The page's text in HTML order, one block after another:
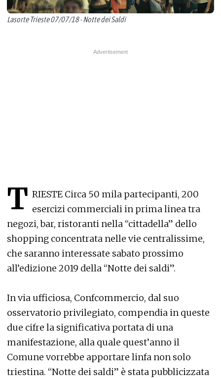
Lasorte Trieste 07/07/18 - Notte dei Saldi
T RIESTE Circa 50 mila partecipanti, 200
esercizi commerciali in prima linea tra
negozi, bar, ristoranti nella “cittadella” dello
shopping concentrata nelle vie centralissime,
che saranno interessate sabato prossimo
all’edizione 2019 della “Notte dei saldi”.
In via ufficiosa, Confcommercio, dal suo
osservatorio privilegiato, compendia in queste
due cifre la significativa portata di una
manifestazione, alla quale quest’anno il
Comune vorrebbe apportare linfa non solo
triestina. “Notte dei saldi” è stata pubblicizzata